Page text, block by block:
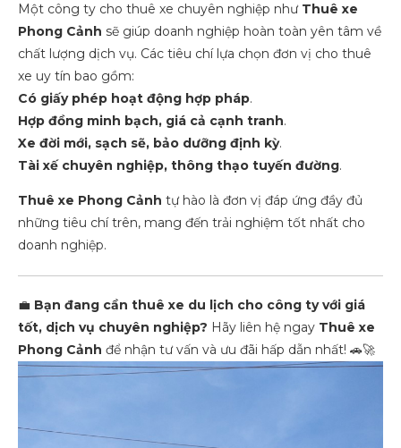
Một công ty cho thuê xe chuyên nghiệp như Thuê xe
Phong Cảnh sẽ giúp doanh nghiệp hoàn toàn yên tâm về
chất lượng dịch vụ. Các tiêu chí lựa chọn đơn vị cho thuê
xe uy tín bao gồm:
Có giấy phép hoạt động hợp pháp.
Hợp đồng minh bạch, giá cả cạnh tranh.
Xe đời mới, sạch sẽ, bảo dưỡng định kỳ.
Tài xế chuyên nghiệp, thông thạo tuyến đường.
Thuê xe Phong Cảnh tự hào là đơn vị đáp ứng đầy đủ
những tiêu chí trên, mang đến trải nghiệm tốt nhất cho
doanh nghiệp.
💼 Bạn đang cần thuê xe du lịch cho công ty với giá
tốt, dịch vụ chuyên nghiệp? Hãy liên hệ ngay Thuê xe
Phong Cảnh để nhận tư vấn và ưu đãi hấp dẫn nhất! 🚗🚀